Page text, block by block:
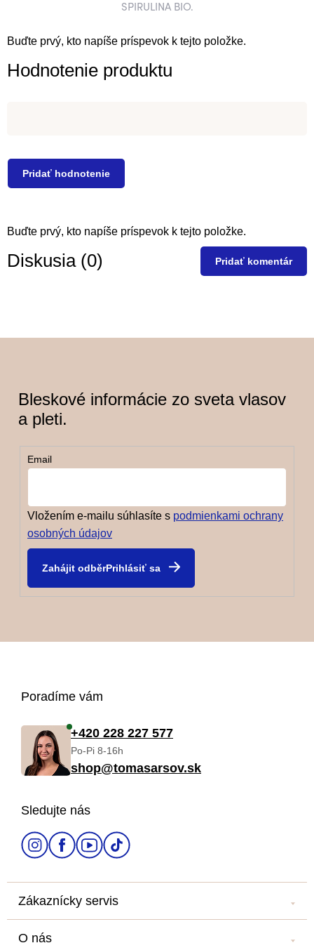
SPIRULINA BIO.
Buďte prvý, kto napíše príspevok k tejto položke.
Hodnotenie produktu
Pridať hodnotenie
Buďte prvý, kto napíše príspevok k tejto položke.
Diskusia (0) Pridať komentár
Bleskové informácie zo sveta vlasov
a pleti.
Email
Vložením e-mailu súhlasíte s podmienkami ochrany
osobných údajov
Prihlásiť sa
Poradíme vám
+420 228 227 577
Po-Pi 8-16h
shop@tomasarsov.sk
Sledujte nás
Zákaznícky servis
O nás